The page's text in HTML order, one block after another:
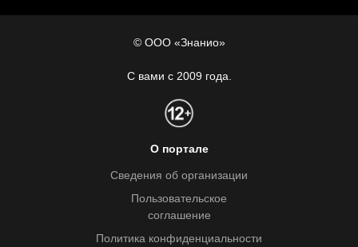
© ООО «Знанио»
С вами с 2009 года.
О портале
Сведения об организации
Пользовательское
соглашение
Политика конфиденциальности